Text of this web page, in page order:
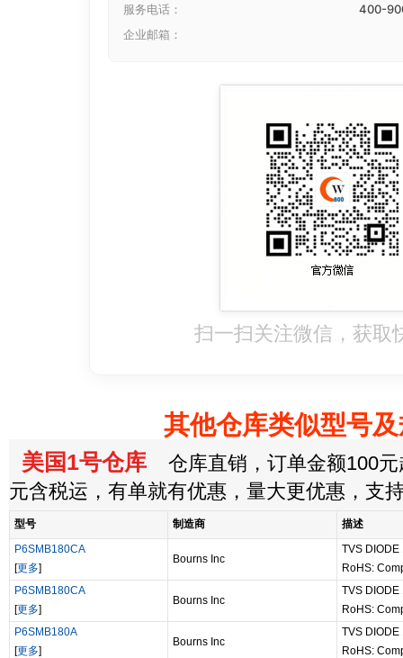
服务电话：
400-
企业邮箱：
扫一扫关注微信，获取
其他仓库类似型号
美国1号仓库 仓库直销，订单金额100元
元含税运，有单就有优惠，量大更优惠，支
型号 制造商
描述
P6SMB180CA
[更多]
Bourns Inc
TVS
RoHS:
P6SMB180CA
[更多]
Bourns Inc
TVS
RoHS:
P6SMB180A
[更多]
Bourns Inc
TVS
RoHS: